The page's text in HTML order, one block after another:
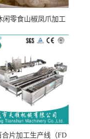
闲零食山椒凤爪加工
流水线）
合片加工生产线（FD